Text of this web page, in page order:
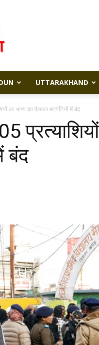
UTTARAKHAND
का भाग्य का फैसला मतपेटियों में बंद
बंद